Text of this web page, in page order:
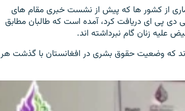
از کشور ها که پیش از نشست خبری مقام های
دی پی ای دریافت کرد، آمده است که طالبان مطابق
علیه زنان گام نبرداشته اند.
اند که وضعیت حقوق بشری در افغانستان با گذشت هر